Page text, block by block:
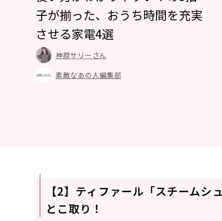
子が揃った、おうち時間を充実
させる家電4選
神原サリーさん
素敵なあの人編集部
【2】ティファール「スチーム
とこ取り！